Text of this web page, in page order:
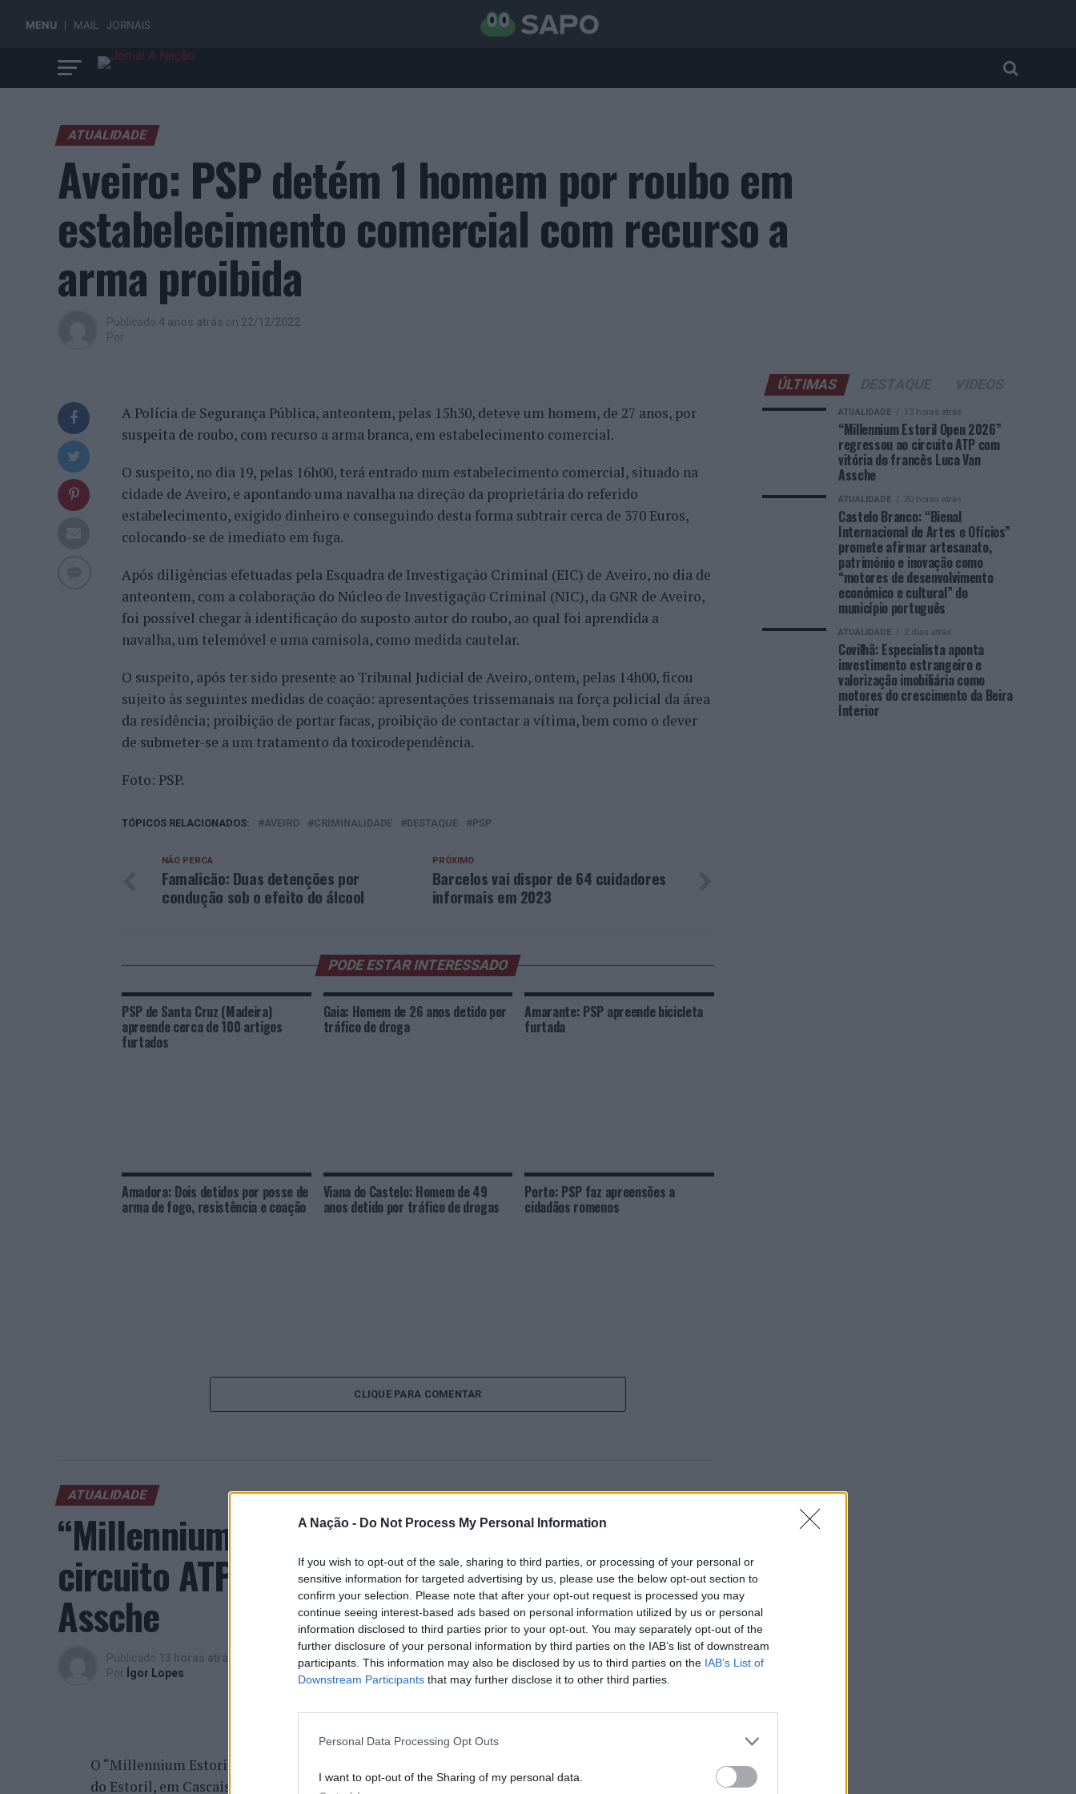
A Nação - Do Not Process My Personal Information
If you wish to opt-out of the sale, sharing to third parties, or processing of your personal or
sensitive information for targeted advertising by us, please use the below opt-out section to
confirm your selection. Please note that after your opt-out request is processed you may
continue seeing interest-based ads based on personal information utilized by us or personal
information disclosed to third parties prior to your opt-out. You may separately opt-out of the
further disclosure of your personal information by third parties on the IAB’s list of downstream
participants. This information may also be disclosed by us to third parties on the IAB’s List of
Downstream Participants that may further disclose it to other third parties.
Personal Data Processing Opt Outs
I want to opt-out of the Sharing of my personal data.
MENU MAIL JORNAIS
ATUALIDADE
Aveiro: PSP detém 1 homem por roubo em
estabelecimento comercial com recurso a
arma proibida
Publicado 4 anos atrás on 22/12/2022
Por
A Polícia de Segurança Pública, anteontem, pelas 15h30, deteve um homem, de 27 anos, por
suspeita de roubo, com recurso a arma branca, em estabelecimento comercial.
O suspeito, no dia 19, pelas 16h00, terá entrado num estabelecimento comercial, situado na
cidade de Aveiro, e apontando uma navalha na direção da proprietária do referido
estabelecimento, exigido dinheiro e conseguindo desta forma subtrair cerca de 370 Euros,
colocando-se de imediato em fuga.
Após diligências efetuadas pela Esquadra de Investigação Criminal (EIC) de Aveiro, no dia de
anteontem, com a colaboração do Núcleo de Investigação Criminal (NIC), da GNR de Aveiro,
foi possível chegar à identificação do suposto autor do roubo, ao qual foi aprendida a
navalha, um telemóvel e uma camisola, como medida cautelar.
O suspeito, após ter sido presente ao Tribunal Judicial de Aveiro, ontem, pelas 14h00, ficou
sujeito às seguintes medidas de coação: apresentações trissemanais na força policial da área
da residência; proibição de portar facas, proibição de contactar a vítima, bem como o dever
de submeter-se a um tratamento da toxicodependência.
Foto: PSP.
TÓPICOS RELACIONADOS: AVEIRO CRIMINALIDADE DESTAQUE PSP
PRÓXIMO
Barcelos vai dispor de 64 cuidadores
informais em 2023
NÃO PERCA
Famalicão: Duas detenções por
condução sob o efeito do álcool
PODE ESTAR INTERESSADO
PSP de Santa Cruz (Madeira)
apreende cerca de 100 artigos
furtados
Gaia: Homem de 26 anos detido por
tráfico de droga
Amarante: PSP apreende bicicleta
furtada
Amadora: Dois detidos por posse de
arma de fogo, resistência e coação
Viana do Castelo: Homem de 49
anos detido por tráfico de drogas
Porto: PSP faz apreensões a
cidadãos romenos
CLIQUE PARA COMENTAR
ATUALIDADE
“Millennium Estoril Open 2026” regressou ao
circuito ATP com vitória do francês Luca Van
Assche
Publicado 13 horas atrás
Por Ígor Lopes
O “Millennium Estoril Open 2026” decorreu entre os dias 18 e 26 de julho, no Clube de Ténis
do Estoril, em Cascais, a oeste de Lisboa, assinalando o regresso da competição ao circuito
ÚLTIMAS
ATUALIDADE 13 horas atrás
“Millennium Estoril Open 2026”
regressou ao circuito ATP com
vitória do francês Luca Van
Assche
ATUALIDADE 20 horas atrás
Castelo Branco: “Bienal
Internacional de Artes e Ofícios”
promete afirmar artesanato,
património e inovação como
“motores de desenvolvimento
económico e cultural” do
município português
ATUALIDADE 2 dias atrás
Covilhã: Especialista aponta
investimento estrangeiro e
valorização imobiliária como
motores do crescimento da Beira
Interior